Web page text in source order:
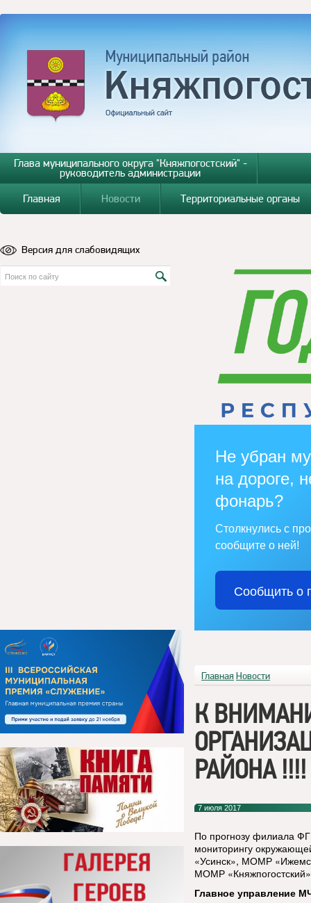
Глава муниципального округа "Княжпогостский" -
руководитель администрации
Главная
Новости Территориальные органы
Версия для слабовидящих
Не убран
на дороге,
фонарь?
Столкнулись с
сообщите о ней!
Сообщить о
Главная Новости
К
РАЙОНА !!!!
7 июля 2017
По прогнозу филиала
мониторингу
«Усинск», МОМР
МОМР
Главное управление